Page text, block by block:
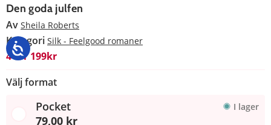
Den goda julfen
Av Sheila Roberts
Kategori Silk - Feelgood romaner
4 för 199kr
Välj format
Pocket I lager
79,00 kr